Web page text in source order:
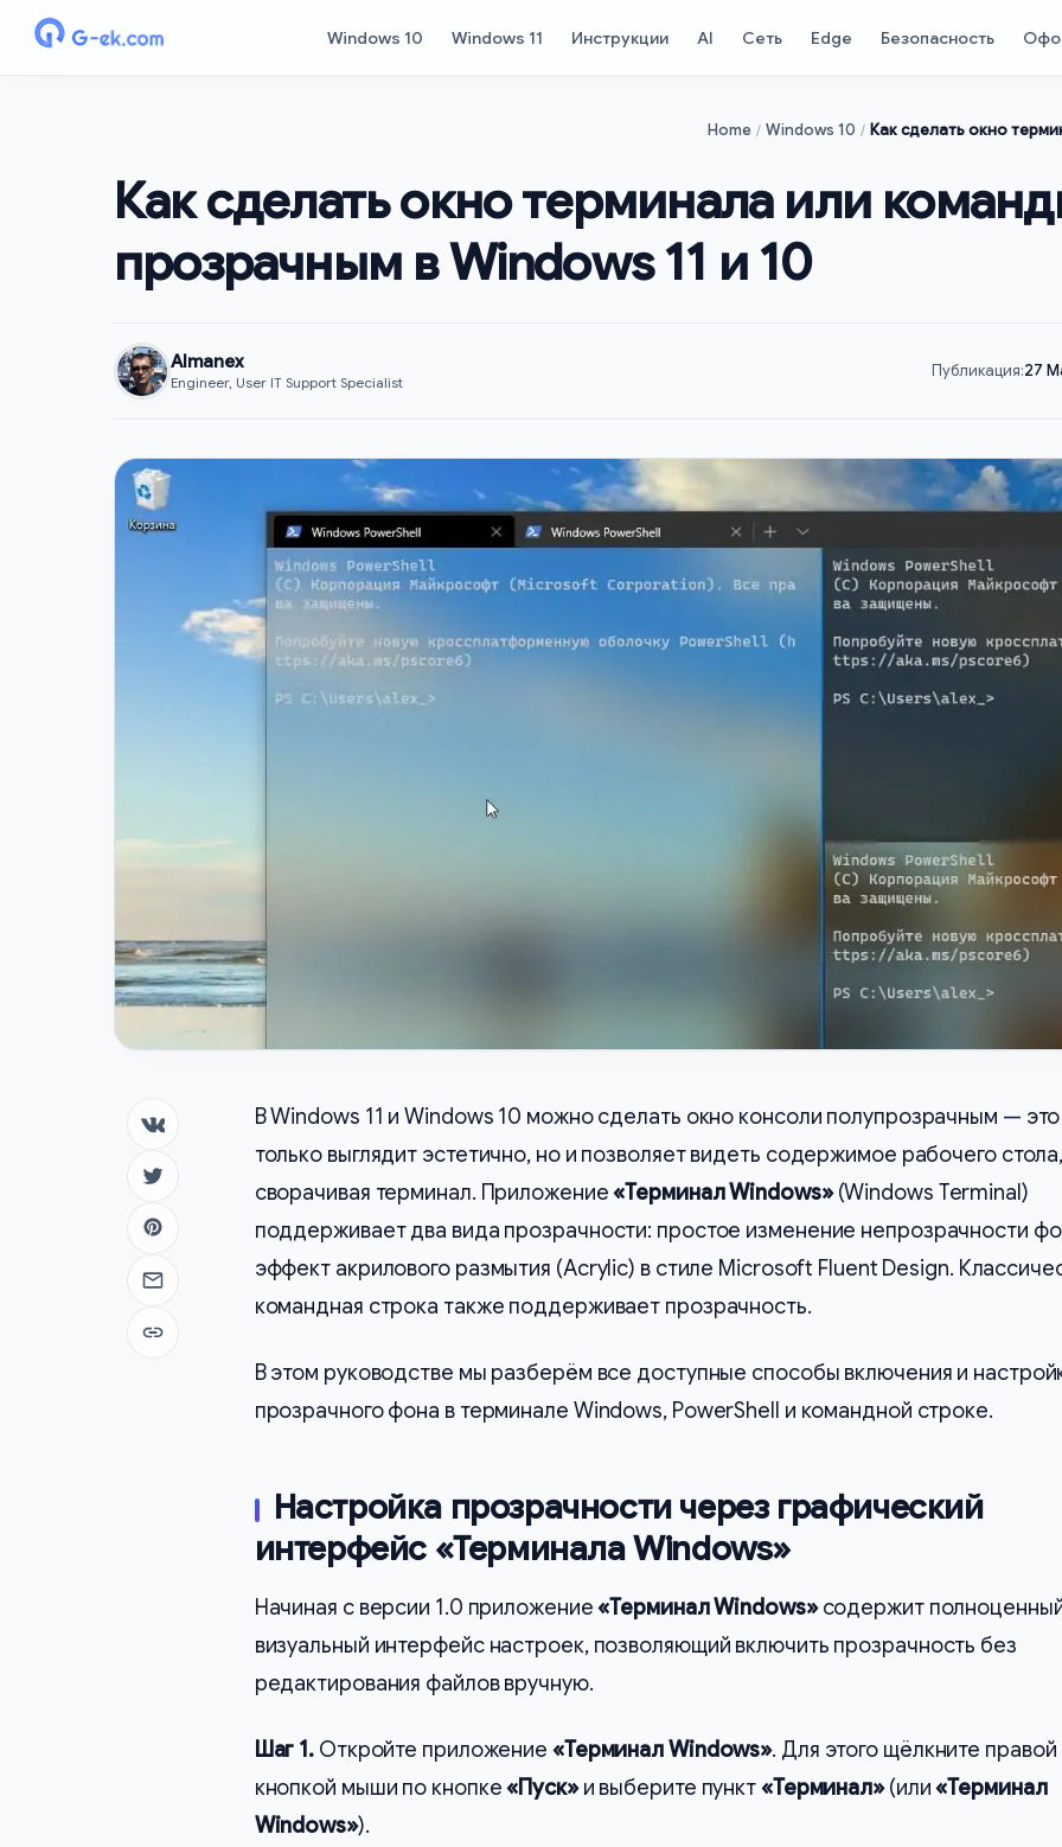
Windows 10 Windows 11 Инструкции AI Сеть Edge Безопасность
Home Windows 10 Как сделать окно
Как сделать окно терминала или
прозрачным в Windows 11 и 10
Almanex
Engineer, User IT Support Specialist
Публикация:27
Поделиться в ВК
Поделиться в Twitter
Поделиться в Pinterest
Отправить на почту
Копировать ссылку
В Windows 11 и Windows 10 можно сделать окно консоли полупрозрачным —
только выглядит эстетично, но и позволяет видеть содержимое рабочего
сворачивая терминал. Приложение«Терминал Windows»(Windows Terminal)
поддерживает два вида прозрачности: простое изменение непрозрачности
эффект акрилового размытия (Acrylic) в стиле Microsoft Fluent Design.
командная строка также поддерживает прозрачность.
В этом руководстве мы разберём все доступные способы включения и
прозрачного фона в терминале Windows, PowerShell и командной строке.
Настройка прозрачности через графический
интерфейс «Терминала Windows»
Начиная с версии 1.0 приложение«Терминал Windows»содержит
визуальный интерфейс настроек, позволяющий включить прозрачность без
редактирования файлов вручную.
Шаг 1. Откройте приложение «Терминал Windows». Для этого щёлкните правой
кнопкой мыши по кнопке«Пуск»и выберите пункт«Терминал»(или«Терминал
Windows»).